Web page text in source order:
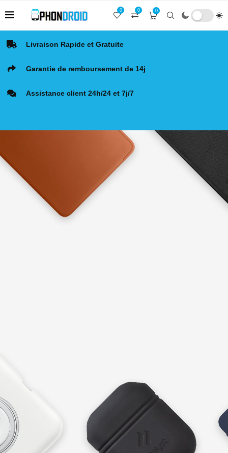
0
0
0
Livraison Rapide et Gratuite
Garantie de remboursement de 14j
Assistance client 24h/24 et 7j/7